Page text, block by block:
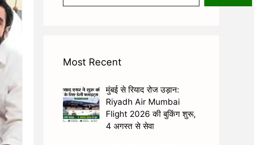
Most Recent
मुंबई से रियाद रोज उड़ान:
Riyadh Air Mumbai
Flight 2026 की बुकिंग शुरू,
4 अगस्त से सेवा